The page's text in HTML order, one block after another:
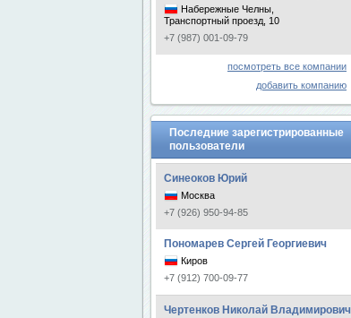
Набережные Челны,
Транспортный проезд, 10
+7 (987) 001-09-79
посмотреть все компании
добавить компанию
Последние зарегистрированные
пользователи
Синеоков Юрий
Москва
+7 (926) 950-94-85
Пономарев Сергей Георгиевич
Киров
+7 (912) 700-09-77
Чертенков Николай Владимирович